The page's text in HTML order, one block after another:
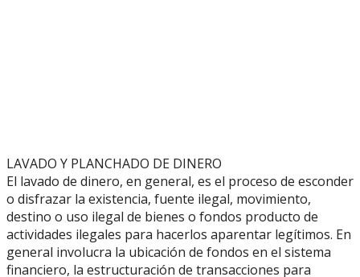
LAVADO Y PLANCHADO DE DINERO
El lavado de dinero, en general, es el proceso de esconder
o disfrazar la existencia, fuente ilegal, movimiento,
destino o uso ilegal de bienes o fondos producto de
actividades ilegales para hacerlos aparentar legítimos. En
general involucra la ubicación de fondos en el sistema
financiero, la estructuración de transacciones para